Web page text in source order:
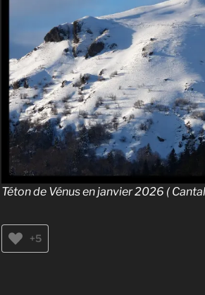
Téton de Vénus en janvier 2026 (
+5